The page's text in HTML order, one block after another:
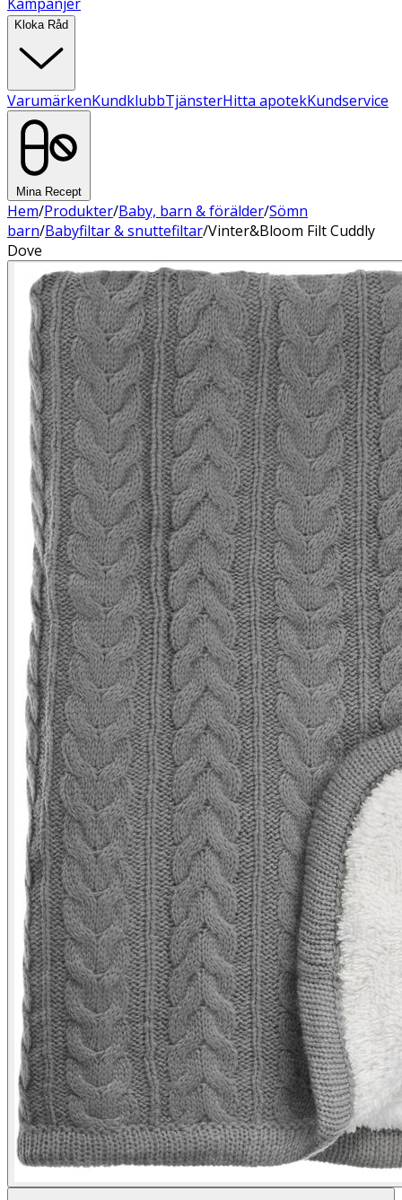
Kloka Råd
VarumärkenKundklubbTjänsterHitta apotekKundservice
Mina Recept
Hem/Produkter/Baby, barn & förälder/Sömn
barn/Babyfiltar & snuttefiltar/Vinter&Bloom Filt Cuddly
Dove